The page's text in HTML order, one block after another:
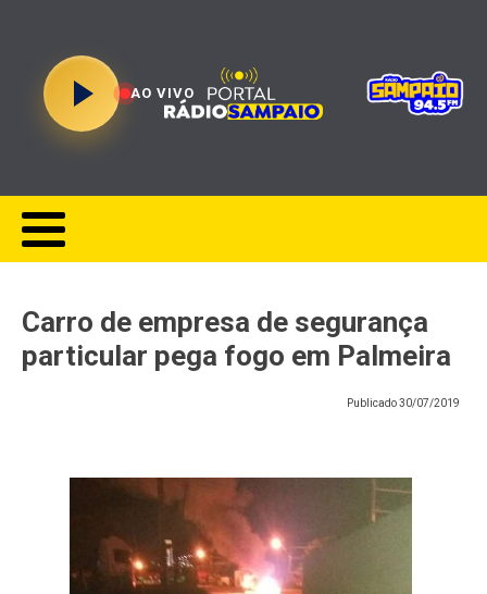
AO VIVO
Carro de empresa de segurança
particular pega fogo em Palmeira
Publicado30/07/2019